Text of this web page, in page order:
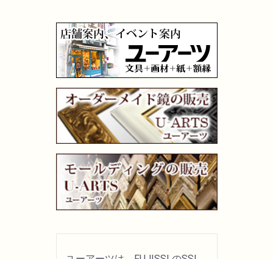
製図用品
キャンバス・パネル
その他文具
書籍